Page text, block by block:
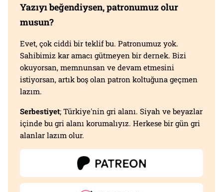
Yazıyı beğendiysen, patronumuz olur
musun?
Evet, çok ciddi bir teklif bu. Patronumuz yok.
Sahibimiz kar amacı gütmeyen bir dernek. Bizi
okuyorsan, memnunsan ve devam etmesini
istiyorsan, artık boş olan patron koltuğuna geçmen
lazım.
Serbestiyet; Türkiye'nin gri alanı. Siyah ve beyazlar
içinde bu gri alanı korumalıyız. Herkese bir gün gri
alanlar lazım olur.